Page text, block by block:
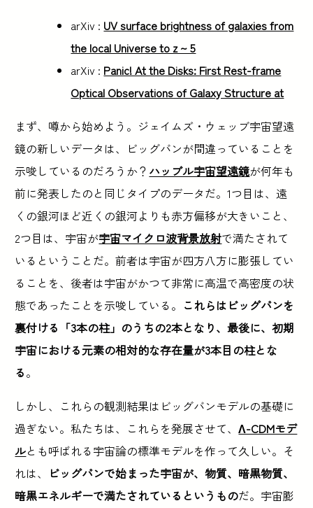
arXiv : UV surface brightness of galaxies from
the local Universe to z ~ 5
arXiv : Panic! At the Disks: First Rest-frame
Optical Observations of Galaxy Structure at
まず、噂から始めよう。ジェイムズ・ウェッブ宇宙望遠
鏡の新しいデータは、ビッグバンが間違っていることを
示唆しているのだろうか？ ハッブル宇宙望遠鏡が何年も
前に発表したのと同じタイプのデータだ。1つ目は、遠
くの銀河ほど近くの銀河よりも赤方偏移が大きいこと、
2つ目は、宇宙が宇宙マイクロ波背景放射で満たされて
いるということだ。前者は宇宙が四方八方に膨張してい
ることを、後者は宇宙がかつて非常に高温で高密度の状
態であったことを示唆している。 これらはビッグバンを
裏付ける「3本の柱」のうちの2本となり、最後に、初期
宇宙における元素の相対的な存在量が3本目の柱とな
る。
しかし、これらの観測結果はビッグバンモデルの基礎に
過ぎない。私たちは、これらを発展させて、Λ-CDMモデ
ルとも呼ばれる宇宙論の標準モデルを作って久しい。そ
れは、
ビッグバンで始まった宇宙が、物質、暗黒物質、
暗黒エネルギーで満たされているというものだ。宇宙膨